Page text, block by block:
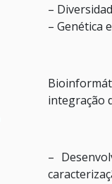
–
– Genética
integração
–